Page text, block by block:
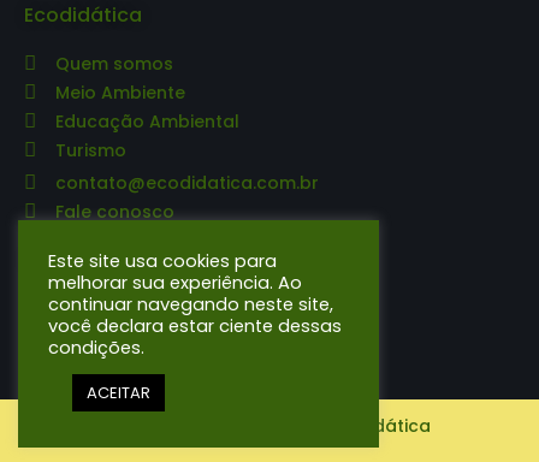
Ecodidática
Quem somos
Meio Ambiente
Educação Ambiental
Turismo
contato@ecodidatica.com.br
Fale conosco
Editora Ecodidática
O que publicamos
© Copyright 2021-2026 | Ecodidática
Este site usa cookies para
melhorar sua experiência. Ao
continuar navegando neste site,
você declara estar ciente dessas
condições.
ACEITAR